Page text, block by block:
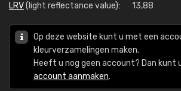
LRV(light reflectance value): 13,88
Op deze website kunt u met een
kleurverzamelingen maken.
Heeft u nog geen account? Dan kunt
account aanmaken.